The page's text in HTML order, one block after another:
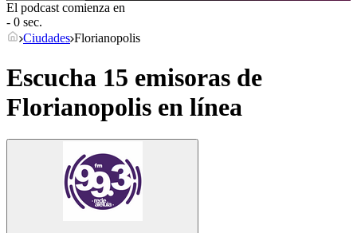
El podcast comienza en
- 0 sec.
Ciudades Florianopolis
Escucha 15 emisoras de
Florianopolis en línea